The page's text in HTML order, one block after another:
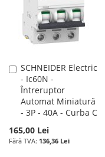
DORINTE
SCHNEIDER Electric
- Ic60N -
Întreruptor
Automat Miniatură
- 3P - 40A - Curba C
165,00 Lei
136,36 Lei
Adauga
în
cos